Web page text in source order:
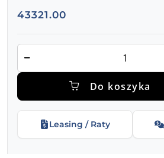
Cena:
43321.00
Ilość
Do koszyka
Leasing / Raty